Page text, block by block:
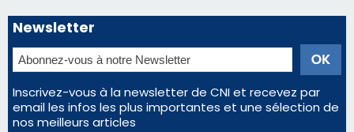
Newsletter
Inscrivez-vous à la newsletter de CNI et recevez par
email les infos les plus importantes et une sélection de
nos meilleurs articles